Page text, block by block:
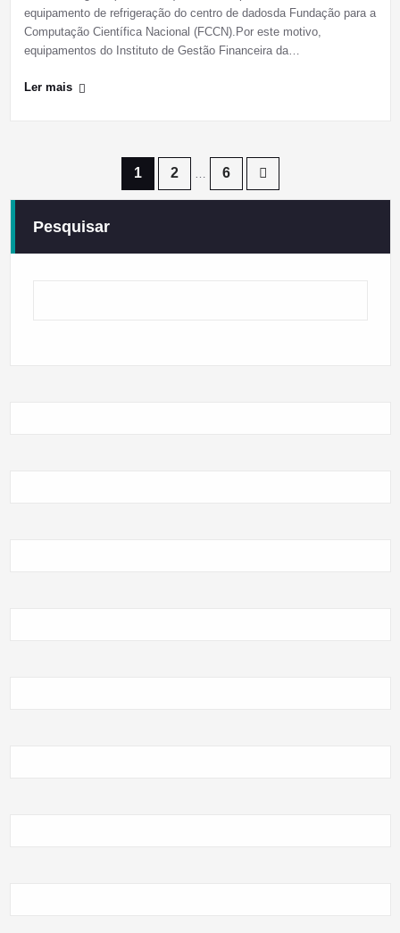
equipamento de refrigeração do centro de dadosda Fundação para a
Computação Científica Nacional (FCCN).Por este motivo,
equipamentos do Instituto de Gestão Financeira da…
Ler mais
conteúdos
1 2 … 6
Pesquisar